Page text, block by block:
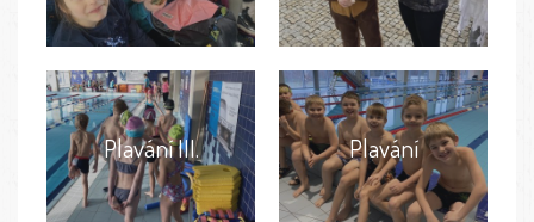
Plavání III. Plavání